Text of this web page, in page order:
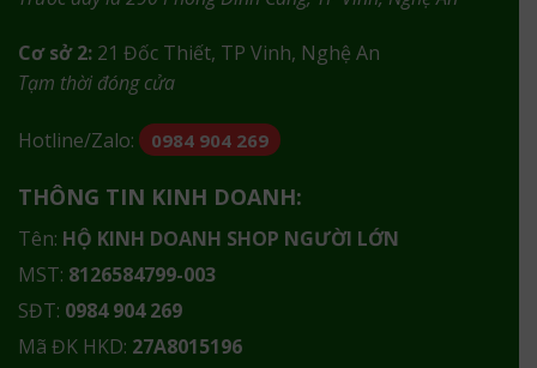
Cơ sở 2: 21 Đốc Thiết, TP Vinh, Nghệ An
Tạm thời đóng cửa
Hotline/Zalo: 0984 904 269
THÔNG TIN KINH DOANH:
Tên: HỘ KINH DOANH SHOP NGƯỜI LỚN
MST: 8126584799-003
SĐT: 0984 904 269
Mã ĐK HKD: 27A8015196